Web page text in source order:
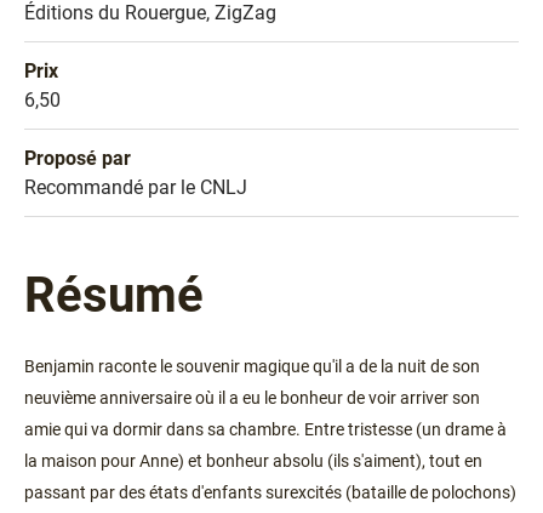
Éditeur
Éditions du Rouergue, ZigZag
Prix
Prix
6,50
Proposé par
Sélection
Recommandé par le CNLJ
Résumé
Benjamin raconte le souvenir magique qu'il a de la nuit de son
neuvième anniversaire où il a eu le bonheur de voir arriver son
amie qui va dormir dans sa chambre. Entre tristesse (un drame à
la maison pour Anne) et bonheur absolu (ils s'aiment), tout en
passant par des états d'enfants surexcités (bataille de polochons)